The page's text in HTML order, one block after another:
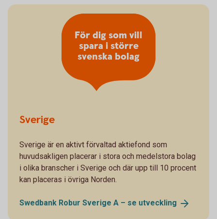
Sverige
Sverige är en aktivt förvaltad aktiefond som
huvudsakligen placerar i stora och medelstora bolag
i olika branscher i Sverige och där upp till 10 procent
kan placeras i övriga Norden.
Swedbank Robur Sverige A – se utveckling
För dig som vill
spara i större
svenska bolag